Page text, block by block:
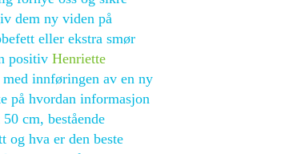
dem ny viden på
eller ekstra smør
positiv Henriette
innføringen av en ny
på hvordan informasjon
cm, bestående
og hva er den beste